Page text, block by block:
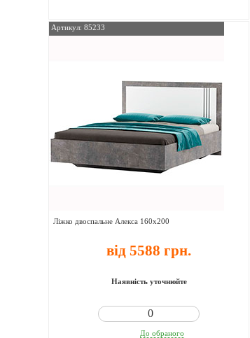
Артикул: 85233
Ліжко двоспальне Алекса 160х200
від 5588 грн.
Наявність уточнюйте
До обраного